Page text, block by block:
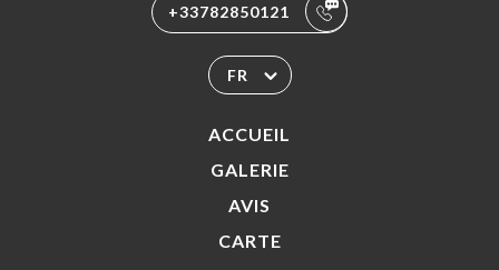
+33782850121
FR
ACCUEIL
GALERIE
AVIS
CARTE